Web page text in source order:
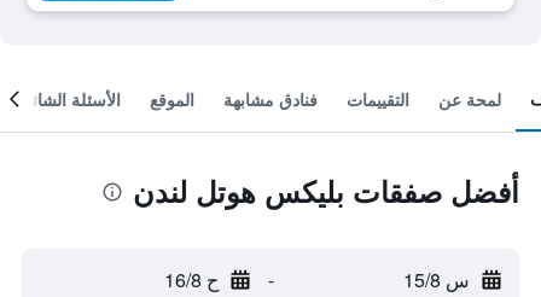
لمحة عن التقييمات فنادق مشابهة الموقع الأسئلة الشائعة
أفضل صفقات بليكس هوتل لندن
س 15/8 - ح 16/8